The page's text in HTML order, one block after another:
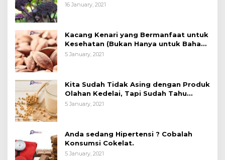
16 January, 2021
Kacang Kenari yang Bermanfaat untuk
Kesehatan (Bukan Hanya untuk Bahan
Kue)
5 January, 2021
Kita Sudah Tidak Asing dengan Produk
Olahan Kedelai, Tapi Sudah Tahu
Manfaatnya untuk Kesehatan?
5 January, 2021
Anda sedang Hipertensi ? Cobalah
Konsumsi Cokelat.
5 January, 2021